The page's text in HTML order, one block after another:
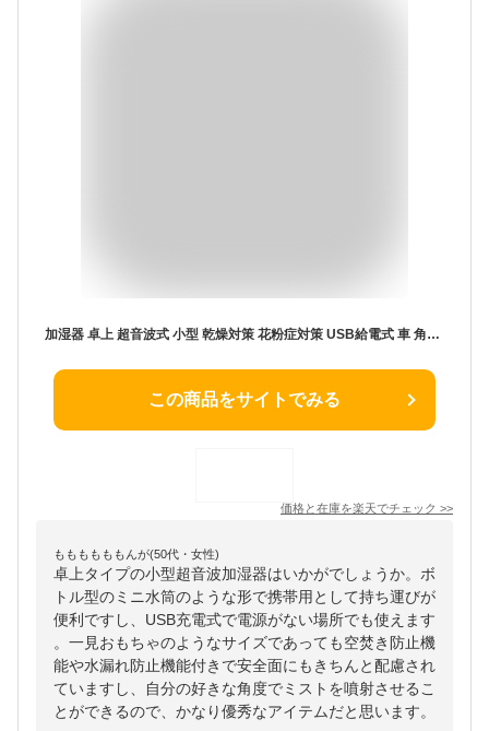
加湿器 卓上 超音波式 小型 乾燥対策 花粉症対策 USB給電式 車 角度調節 かわいい デスク ミニ加湿器 コンパクト 静音 自宅 オフィス 車載兼用 保湿 おしゃれ 寝室 卓上加湿器 持ち運び 喉 車 リビング 勉強 リフレッシュ ホワイト 白 ギフト プレゼント 誕生日 送料無料
この商品をサイトでみる
価格と在庫を楽天でチェック >>
ももももももんが(50代・女性)
卓上タイプの小型超音波加湿器はいかがでしょうか。ボ
トル型のミニ水筒のような形で携帯用として持ち運びが
便利ですし、USB充電式で電源がない場所でも使えます
。一見おもちゃのようなサイズであっても空焚き防止機
能や水漏れ防止機能付きで安全面にもきちんと配慮され
ていますし、自分の好きな角度でミストを噴射させるこ
とができるので、かなり優秀なアイテムだと思います。